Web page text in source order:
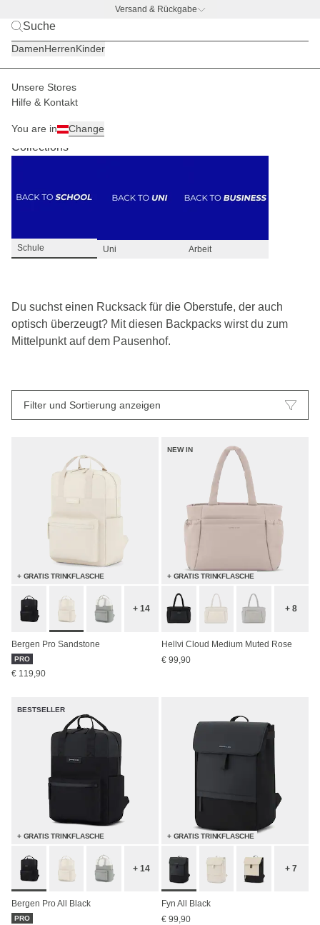
Versand & Rückgabe
DamenHerrenKinder
Unsere Stores
Hilfe & Kontakt
You are in Change
Schulrucksack Oberstufe
Collections
Schule Uni Arbeit
Du suchst einen Rucksack für die Oberstufe, der auch
optisch überzeugt? Mit diesen Backpacks wirst du zum
Mittelpunkt auf dem Pausenhof.
Filter und Sortierung anzeigen
+ GRATIS TRINKFLASCHE
+ 14
Bergen Pro Sandstone
PRO
€ 119,90
NEW IN
+ GRATIS TRINKFLASCHE
+ 8
Hellvi Cloud Medium Muted Rose
€ 99,90
BESTSELLER
+ GRATIS TRINKFLASCHE
+ 14
Bergen Pro All Black
PRO
+ GRATIS TRINKFLASCHE
+ 7
Fyn All Black
€ 99,90